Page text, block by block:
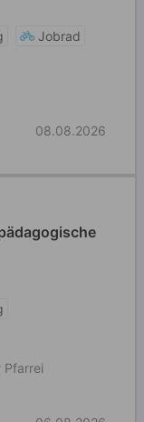
Jobrad
08.08.2026
Pfarrei